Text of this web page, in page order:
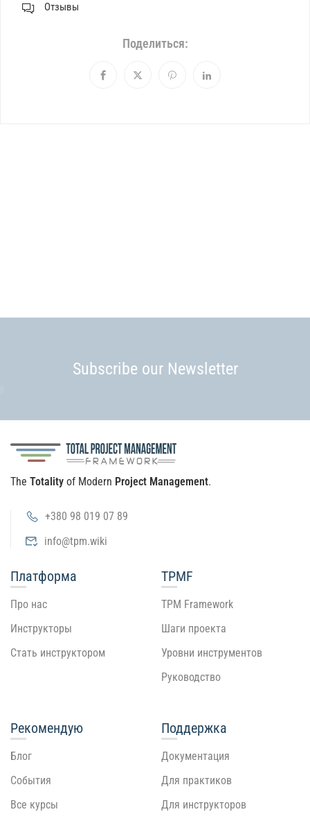
Отзывы
Поделиться:
Subscribe our Newsletter
The Totality of Modern Project Management.
+380 98 019 07 89
info@tpm.wiki
Платформа
Про нас
Инструкторы
Стать инструктором
TPMF
TPM Framework
Шаги проекта
Уровни инструментов
Руководство
Рекомендую
Блог
События
Все курсы
Поддержка
Документация
Для практиков
Для инструкторов